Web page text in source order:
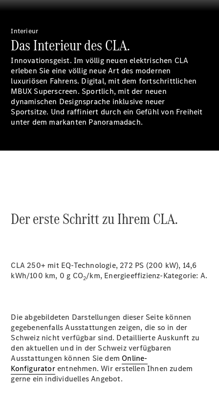
Fahrzeugzubehör
Collection
Betriebsanleitungen
Servicetermin
buchen
Standort &
Öffnungszeiten
Karriere
Kontaktformular
Servicetermin
buchen
Interieur
Das Interieur des CLA.
Innovationsgeist. Im völlig neuen elektrischen CLA
erleben Sie eine völlig neue Art des modernen
luxuriösen Fahrens. Digital, mit dem fortschrittlichen
MBUXSuperscreen. Sportlich, mit der neuen
dynamischen Designsprache inklusive neuer
Sportsitze. Und raffiniert durch ein Gefühl von Freiheit
unter dem markanten Panoramadach.
Der erste Schritt zu Ihrem CLA.
CLA 250+ mit EQ-Technologie, 272 PS (200 kW), 14,6
kWh/100 km, 0 g CO2/km, Energieeffizienz-Kategorie: A.
Die abgebildeten Darstellungen dieser Seite können
gegebenenfalls Ausstattungen zeigen, die so in der
Schweiz nicht verfügbar sind. Detaillierte Auskunft zu
den aktuellen und in der Schweiz verfügbaren
Ausstattungen können Sie dem Online-
Konfiguratorentnehmen. Wir erstellen Ihnen zudem
gerne ein individuelles Angebot.